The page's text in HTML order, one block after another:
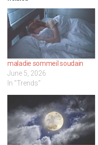
maladie sommeil soudain
June 5, 2026
In "Trends"